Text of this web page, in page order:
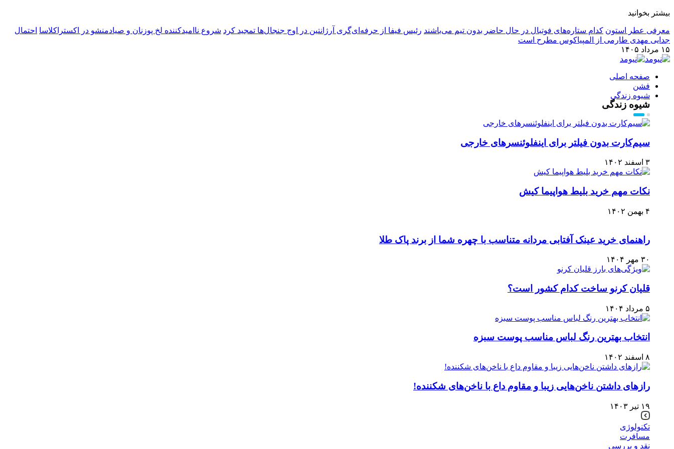
بیشتر بخوانید
معرفی عطر استون کدام ستاره‌های فوتبال در حال حاضر بدون تیم می‌باشند رئیس فیفا از حرفه‌ای‌گری آرژانتین در اوج جنجال‌ها تمجید کرد شروع ناامیدکننده لخ پوزنان و صیادمنشو در اکستراکلاسا احتمال
جدایی مهدی طارمی از المپیاکوس مطرح است
۱۵ مرداد ۱۴۰۵
صفحه اصلی
فشن
شیوه زندگی
شیوه زندگی
سیم‌کارت بدون فیلتر برای اینفلوئنسر‌های خارجی
۳ اسفند ۱۴۰۲
نکات مهم خرید بلیط هواپیما کیش
۴ بهمن ۱۴۰۲
راهنمای خرید عینک آفتابی مردانه متناسب با چهره شما از برند پاک طلا
۳۰ مهر ۱۴۰۴
قلیان کرنو ساخت کدام کشور است؟
۵ مرداد ۱۴۰۴
انتخاب بهترین رنگ لباس مناسب پوست سبزه
۸ اسفند ۱۴۰۲
رازهای داشتن ناخن‌هایی زیبا و مقاوم داع با ناخن‌های شکننده!
۱۹ تیر ۱۴۰۳
تکنولوژی
مسافرت
نقد و بررسی